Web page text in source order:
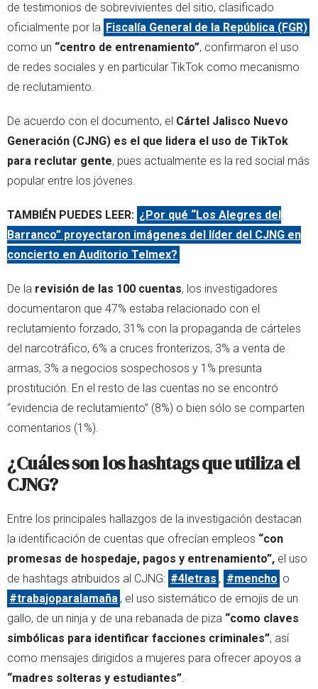
de testimonios de sobrevivientes del sitio, clasificado
oficialmente por la Fiscalía General de la República (FGR)
como un “centro de entrenamiento”, confirmaron el uso
de redes sociales y en particular TikTok como mecanismo
de reclutamiento.
De acuerdo con el documento, el Cártel Jalisco Nuevo
Generación (CJNG) es el que lidera el uso de TikTok
para reclutar gente, pues actualmente es la red social más
popular entre los jóvenes.
TAMBIÉN PUEDES LEER: ¿Por qué “Los Alegres del
Barranco” proyectaron imágenes del líder del CJNG en
concierto en Auditorio Telmex?
De la revisión de las 100 cuentas, los investigadores
documentaron que 47% estaba relacionado con el
reclutamiento forzado, 31% con la propaganda de cárteles
del narcotráfico, 6% a cruces fronterizos, 3% a venta de
armas, 3% a negocios sospechosos y 1% presunta
prostitución. En el resto de las cuentas no se encontró
“evidencia de reclutamiento” (8%) o bien sólo se comparten
comentarios (1%).
¿Cuáles son los hashtags que utiliza el
CJNG?
Entre los principales hallazgos de la investigación destacan
la identificación de cuentas que ofrecían empleos “con
promesas de hospedaje, pagos y entrenamiento”, el uso
de hashtags atribuidos al CJNG: #4letras , #mencho o
#trabajoparalamaña , el uso sistemático de emojis de un
gallo, de un ninja y de una rebanada de piza “como claves
simbólicas para identificar facciones criminales”, así
como mensajes dirigidos a mujeres para ofrecer apoyos a
“madres solteras y estudiantes”.